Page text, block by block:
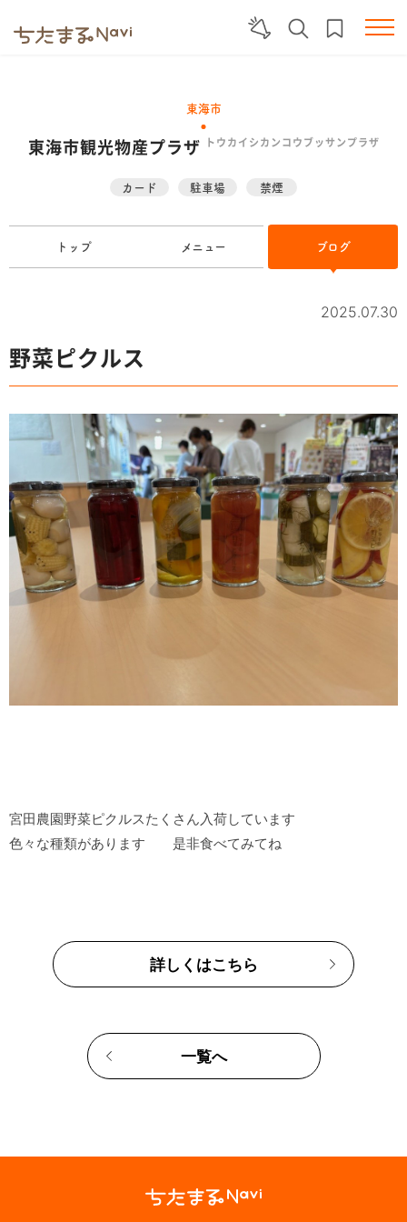
東海市
東海市観光物産プラザ トウカイシカンコウブッサンプラザ
カード 駐車場 禁煙
トップ メニュー ブログ
2025.07.30
野菜ピクルス
宮田農園野菜ピクルスたくさん入荷しています
詳しくはこちら
一覧へ